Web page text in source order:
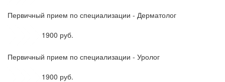
Первичный прием по специализации - Дерматолог
1900 руб.
Первичный прием по специализации - Уролог
1900 руб.